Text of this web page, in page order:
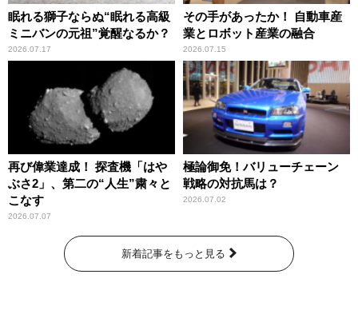
眠れる獅子ならぬ“眠れる高級
ミニバンの元祖”覚醒なるか？
2026.07.17
その手があったか！ 自動車産
業とロボット産業の融合
2026.07.15
再び偉業達成！ 探査機「はや
ぶさ2」、第二の“人生”粛々と
こなす
2026.07.07
極論御免！バリューチェーン
戦略の対抗馬は？
2026.07.02
新着記事をもっと見る